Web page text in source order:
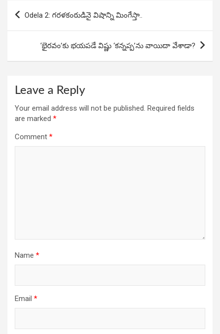
k
p
Odela 2: గరళకంఠుడినై విషాన్ని మింగేస్తా..
‘భైరవం’కు భయపడే విష్ణు ‘కన్నప్ప’ను వాయిదా వేశాడా?
Leave a Reply
Your email address will not be published. Required fields
are marked *
Comment *
Name *
Email *